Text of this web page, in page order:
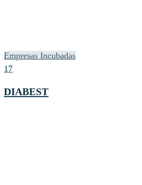
Empresas Incubadas
17
DIABEST